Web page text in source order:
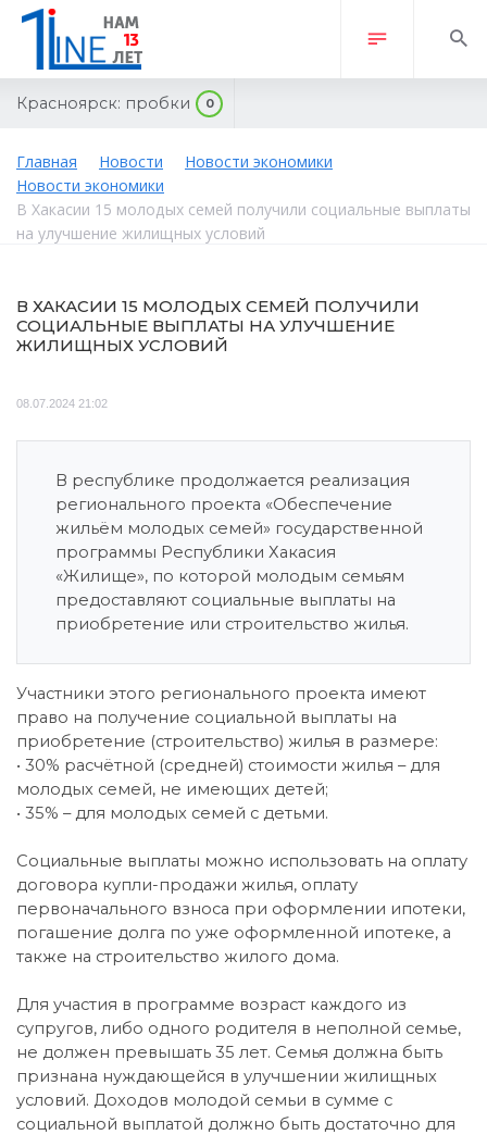
Красноярск: пробки 0
Главная Новости
Новости экономики
Новости экономики
В Хакасии 15 молодых семей получили социальные выплаты
на улучшение жилищных условий
В ХАКАСИИ 15 МОЛОДЫХ СЕМЕЙ ПОЛУЧИЛИ
СОЦИАЛЬНЫЕ ВЫПЛАТЫ НА УЛУЧШЕНИЕ
ЖИЛИЩНЫХ УСЛОВИЙ
08.07.2024 21:02
В республике продолжается реализация
регионального проекта «Обеспечение
жильём молодых семей» государственной
программы Республики Хакасия
«Жилище», по которой молодым семьям
предоставляют социальные выплаты на
приобретение или строительство жилья.
Участники этого регионального проекта имеют
право на получение социальной выплаты на
приобретение (строительство) жилья в размере:
• 30% расчётной (средней) стоимости жилья – для
молодых семей, не имеющих детей;
• 35% – для молодых семей с детьми.
Социальные выплаты можно использовать на оплату
договора купли-продажи жилья, оплату
первоначального взноса при оформлении ипотеки,
погашение долга по уже оформленной ипотеке, а
также на строительство жилого дома.
Для участия в программе возраст каждого из
супругов, либо одного родителя в неполной семье,
не должен превышать 35 лет. Семья должна быть
признана нуждающейся в улучшении жилищных
условий. Доходов молодой семьи в сумме с
социальной выплатой должно быть достаточно для